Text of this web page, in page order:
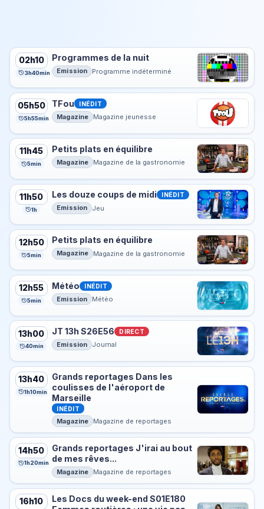
02h10
3h40min
Programmes de la nuit
Emission Programme indéterminé
05h50
5h55min
TFou INÉDIT
Magazine Magazine jeunesse
11h45
5min
Petits plats en équilibre
Magazine Magazine de la gastronomie
11h50
1h
Les douze coups de midi INÉDIT
Emission Jeu
12h50
5min
Petits plats en équilibre
Magazine Magazine de la gastronomie
12h55
5min
Météo INÉDIT
Emission Météo
13h00
40min
JT 13h S26E56 DIRECT
Emission Journal
13h40
1h10min
Grands reportages Dans les
coulisses de l'aéroport de
Marseille
INÉDIT
Magazine Magazine de reportages
14h50
1h20min
Grands reportages J'irai au bout
de mes rêves...
Magazine Magazine de reportages
16h10
Les Docs du week-end S01E180